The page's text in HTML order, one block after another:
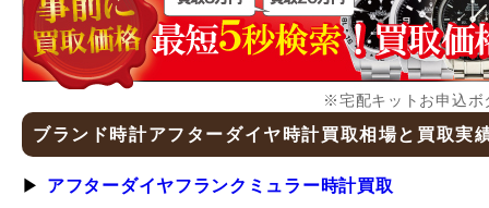
※宅配キットお申込ボ
ブランド時計アフターダイヤ時計買取相場と買取実
アフターダイヤフランクミュラー時計買取